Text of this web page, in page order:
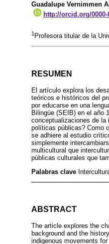
Guadalupe Vernimmen
http://orcid.org/0000-
1 Profesora titular de la
RESUMEN
El artículo explora los
teóricos e históricos del
por educarse en una
Bilingüe (SEIB) en el año
conceptualizaciones de la
políticas públicas? Como
se adhiere al estudio
simplemente
multicultural que
públicas culturales que
Palabras clave
ABSTRACT
The article explores the
background and the
indigenous movements